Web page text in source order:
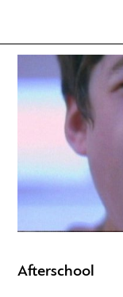
Afterschool